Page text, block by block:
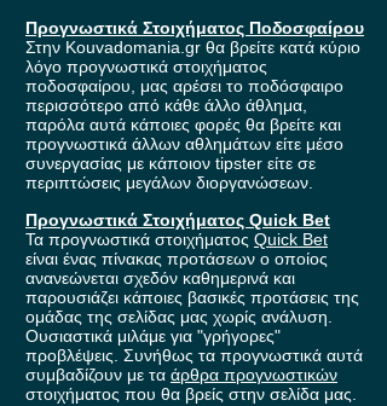
Προγνωστικά Στοιχήματος Ποδοσφαίρου
Στην Kouvadomania.gr θα βρείτε κατά κύριο
λόγο προγνωστικά στοιχήματος
ποδοσφαίρου, μας αρέσει το ποδόσφαιρο
περισσότερο από κάθε άλλο άθλημα,
παρόλα αυτά κάποιες φορές θα βρείτε και
προγνωστικά άλλων αθλημάτων είτε μέσο
συνεργασίας με κάποιον tipster είτε σε
περιπτώσεις μεγάλων διοργανώσεων.
Προγνωστικά Στοιχήματος Quick Bet
Τα προγνωστικά στοιχήματος Quick Bet
είναι ένας πίνακας προτάσεων ο οποίος
ανανεώνεται σχεδόν καθημερινά και
παρουσιάζει κάποιες βασικές προτάσεις της
ομάδας της σελίδας μας χωρίς ανάλυση.
Ουσιαστικά μιλάμε για "γρήγορες"
προβλέψεις. Συνήθως τα προγνωστικά αυτά
συμβαδίζουν με τα άρθρα προγνωστικών
στοιχήματος που θα βρείς στην σελίδα μας.